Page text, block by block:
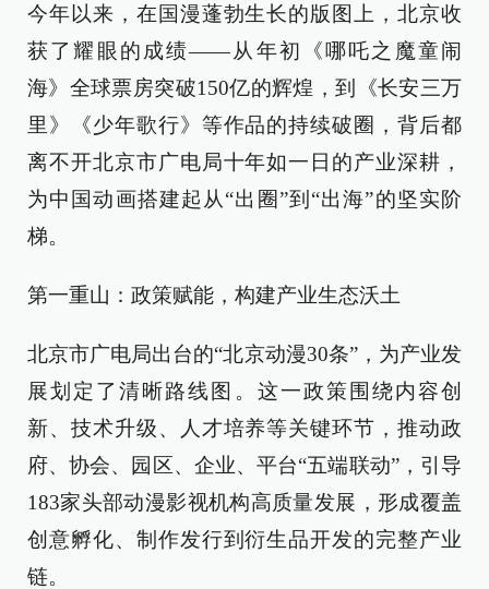
今年以来，在国漫蓬勃生长的版图上，北京收
获了耀眼的成绩——从年初《哪吒之魔童闹
海》全球票房突破150亿的辉煌，到《长安三万
里》《少年歌行》等作品的持续破圈，背后都
离不开北京市广电局十年如一日的产业深耕，
为中国动画搭建起从“出圈”到“出海”的坚实阶
梯。
第一重山：政策赋能，构建产业生态沃土
北京市广电局出台的“北京动漫30条”，为产业发
展划定了清晰路线图。这一政策围绕内容创
新、技术升级、人才培养等关键环节，推动政
府、协会、园区、企业、平台“五端联动”，引导
183家头部动漫影视机构高质量发展，形成覆盖
创意孵化、制作发行到衍生品开发的完整产业
链。